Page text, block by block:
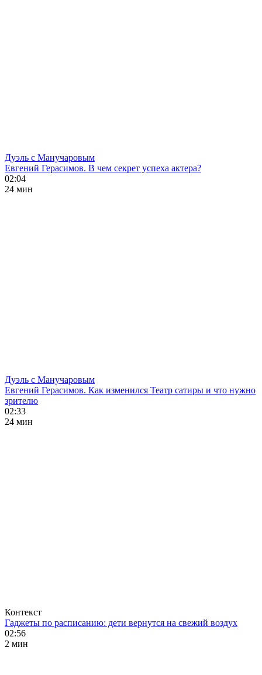
Дуэль с Манучаровым
Евгений Герасимов. В чем секрет успеха актера?
02:04
24 мин
Дуэль с Манучаровым
Евгений Герасимов. Как изменился Театр сатиры и что нужно
зрителю
02:33
24 мин
Контекст
Гаджеты по расписанию: дети вернутся на свежий воздух
02:56
2 мин